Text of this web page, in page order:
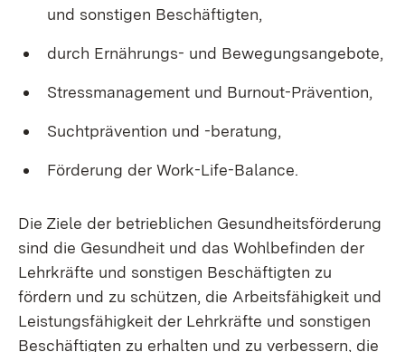
und sonstigen Beschäftigten,
durch Ernährungs- und Bewegungsangebote,
Stressmanagement und Burnout-Prävention,
Suchtprävention und -beratung,
Förderung der Work-Life-Balance.
Die Ziele der betrieblichen Gesundheitsförderung
sind die Gesundheit und das Wohlbefinden der
Lehrkräfte und sonstigen Beschäftigten zu
fördern und zu schützen, die Arbeitsfähigkeit und
Leistungsfähigkeit der Lehrkräfte und sonstigen
Beschäftigten zu erhalten und zu verbessern, die